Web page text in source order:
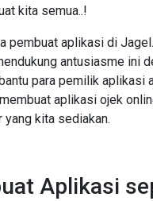
kita semua..!
pembuat aplikasi di
antusiasme ini
para pemilik
aplikasi ojek
yang kita sediakan.
Aplikasi